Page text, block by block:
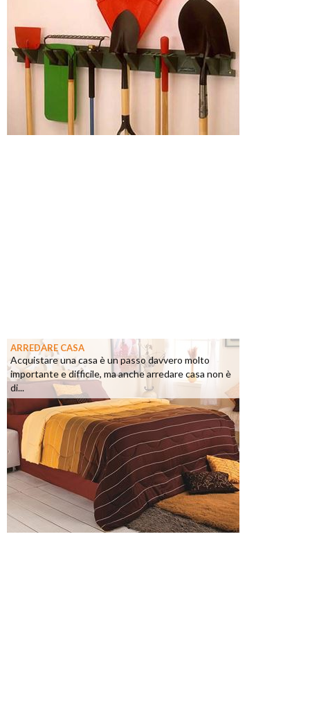
ARREDARE CASA
Acquistare una casa è un passo davvero molto
importante e difficile, ma anche arredare casa non è
di...